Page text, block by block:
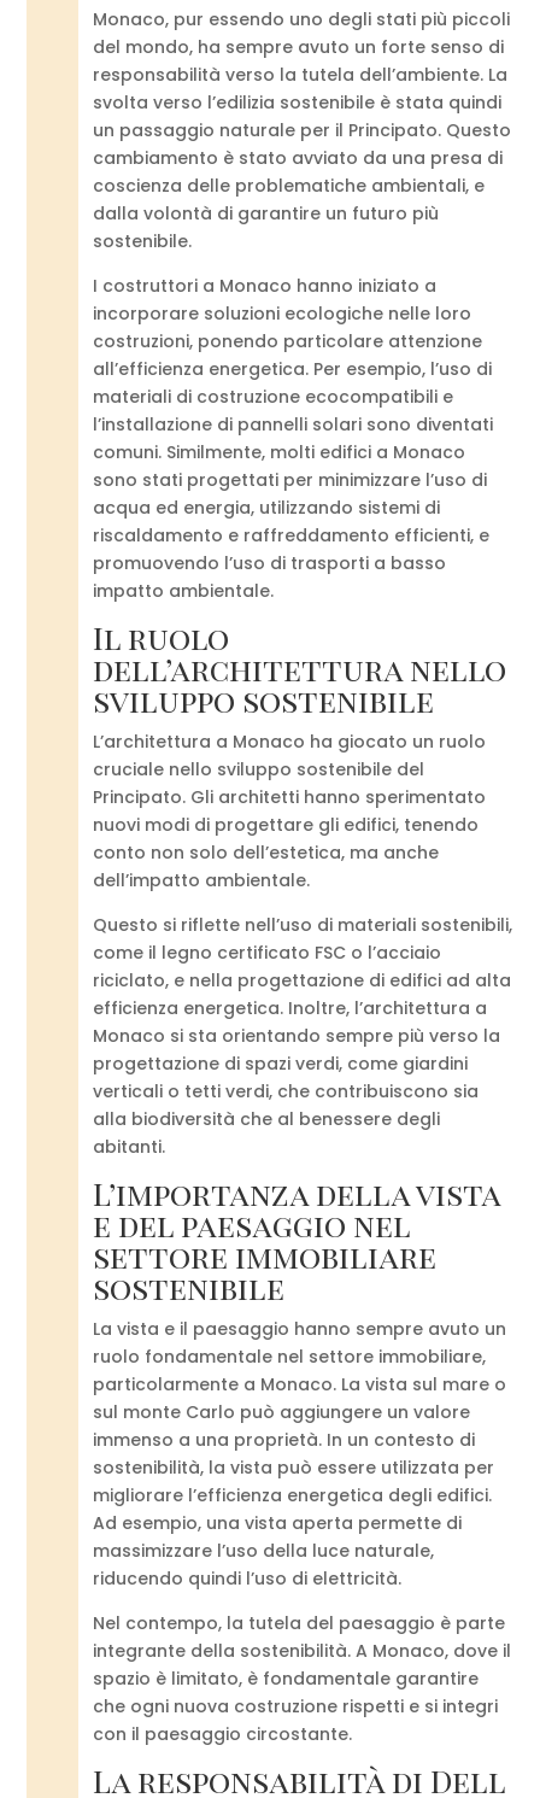
Monaco, pur essendo uno degli stati più piccoli
del mondo, ha sempre avuto un forte senso di
responsabilità verso la tutela dell’ambiente. La
svolta verso l’edilizia sostenibile è stata quindi
un passaggio naturale per il Principato. Questo
cambiamento è stato avviato da una presa di
coscienza delle problematiche ambientali, e
dalla volontà di garantire un futuro più
sostenibile.
I costruttori a Monaco hanno iniziato a
incorporare soluzioni ecologiche nelle loro
costruzioni, ponendo particolare attenzione
all’efficienza energetica. Per esempio, l’uso di
materiali di costruzione ecocompatibili e
l’installazione di pannelli solari sono diventati
comuni. Similmente, molti edifici a Monaco
sono stati progettati per minimizzare l’uso di
acqua ed energia, utilizzando sistemi di
riscaldamento e raffreddamento efficienti, e
promuovendo l’uso di trasporti a basso
impatto ambientale.
Il ruolo
dell’architettura nello
sviluppo sostenibile
L’architettura a Monaco ha giocato un ruolo
cruciale nello sviluppo sostenibile del
Principato. Gli architetti hanno sperimentato
nuovi modi di progettare gli edifici, tenendo
conto non solo dell’estetica, ma anche
dell’impatto ambientale.
Questo si riflette nell’uso di materiali sostenibili,
come il legno certificato FSC o l’acciaio
riciclato, e nella progettazione di edifici ad alta
efficienza energetica. Inoltre, l’architettura a
Monaco si sta orientando sempre più verso la
progettazione di spazi verdi, come giardini
verticali o tetti verdi, che contribuiscono sia
alla biodiversità che al benessere degli
abitanti.
L’importanza della vista
e del paesaggio nel
settore immobiliare
sostenibile
La vista e il paesaggio hanno sempre avuto un
ruolo fondamentale nel settore immobiliare,
particolarmente a Monaco. La vista sul mare o
sul monte Carlo può aggiungere un valore
immenso a una proprietà. In un contesto di
sostenibilità, la vista può essere utilizzata per
migliorare l’efficienza energetica degli edifici.
Ad esempio, una vista aperta permette di
massimizzare l’uso della luce naturale,
riducendo quindi l’uso di elettricità.
Nel contempo, la tutela del paesaggio è parte
integrante della sostenibilità. A Monaco, dove il
spazio è limitato, è fondamentale garantire
che ogni nuova costruzione rispetti e si integri
con il paesaggio circostante.
La responsabilità di Dell